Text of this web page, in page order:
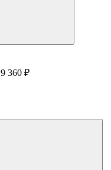
9 360 ₽